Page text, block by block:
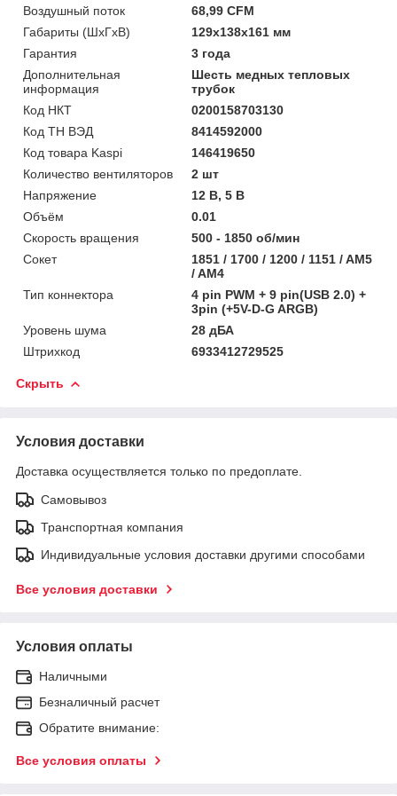
Воздушный поток
68,99 CFM
Габариты (ШхГхВ)
129x138x161 мм
Гарантия
3 года
Дополнительная
информация
Шесть медных тепловых
трубок
Код НКТ
0200158703130
Код ТН ВЭД
8414592000
Код товара Kaspi
146419650
Количество вентиляторов
2 шт
Напряжение
12 В, 5 В
Объём
0.01
Скорость вращения
500 - 1850 об/мин
Сокет
1851 / 1700 / 1200 / 1151 / AM5
/ AM4
Тип коннектора
4 pin PWM + 9 pin(USB 2.0) +
3pin (+5V-D-G ARGB)
Уровень шума
28 дБА
Штрихкод
6933412729525
Скрыть
Условия доставки
Доставка осуществляется только по предоплате.
Самовывоз
Транспортная компания
Индивидуальные условия доставки другими способами
Все условия доставки
Условия оплаты
Наличными
Безналичный расчет
Обратите внимание:
Все условия оплаты